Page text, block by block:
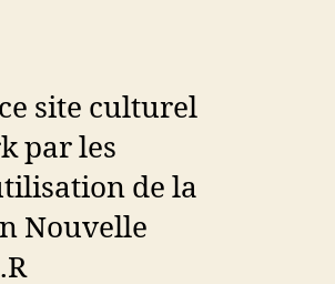
site culturel
par les
de la
Nouvelle